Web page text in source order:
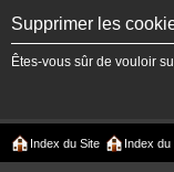
Supprimer les
Êtes-vous sûr de vouloir
Index du Site Index du